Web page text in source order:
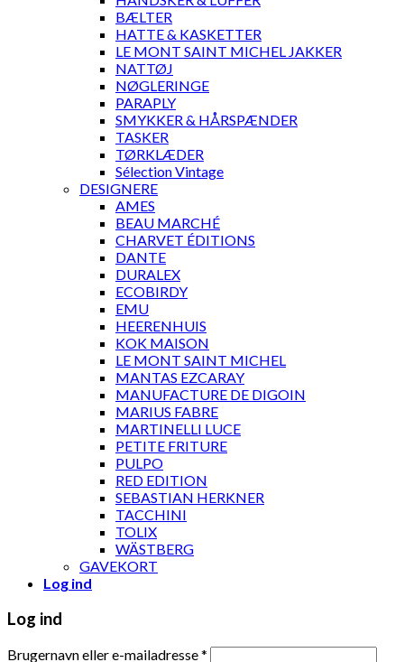
BÆLTER
HATTE & KASKETTER
LE MONT SAINT MICHEL JAKKER
NATTØJ
NØGLERINGE
PARAPLY
SMYKKER & HÅRSPÆNDER
TASKER
TØRKLÆDER
Sélection Vintage
DESIGNERE
AMES
BEAU MARCHÉ
CHARVET ÉDITIONS
DANTE
DURALEX
ECOBIRDY
EMU
HEERENHUIS
KOK MAISON
LE MONT SAINT MICHEL
MANTAS EZCARAY
MANUFACTURE DE DIGOIN
MARIUS FABRE
MARTINELLI LUCE
PETITE FRITURE
PULPO
RED EDITION
SEBASTIAN HERKNER
TACCHINI
TOLIX
WÄSTBERG
GAVEKORT
Log ind
Log ind
Brugernavn eller e-mailadresse*